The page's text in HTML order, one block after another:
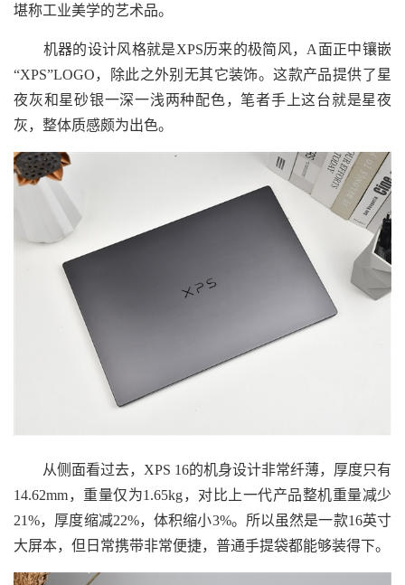
堪称工业美学的艺术品。
机器的设计风格就是XPS历来的极简风，A面正中镶嵌
“XPS”LOGO，除此之外别无其它装饰。这款产品提供了星
夜灰和星砂银一深一浅两种配色，笔者手上这台就是星夜
灰，整体质感颇为出色。
从侧面看过去，XPS 16的机身设计非常纤薄，厚度只有
14.62mm，重量仅为1.65kg，对比上一代产品整机重量减少
21%，厚度缩减22%，体积缩小3%。所以虽然是一款16英寸
大屏本，但日常携带非常便捷，普通手提袋都能够装得下。